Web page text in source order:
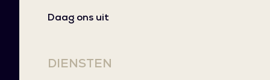
Daag ons uit
DIENSTEN